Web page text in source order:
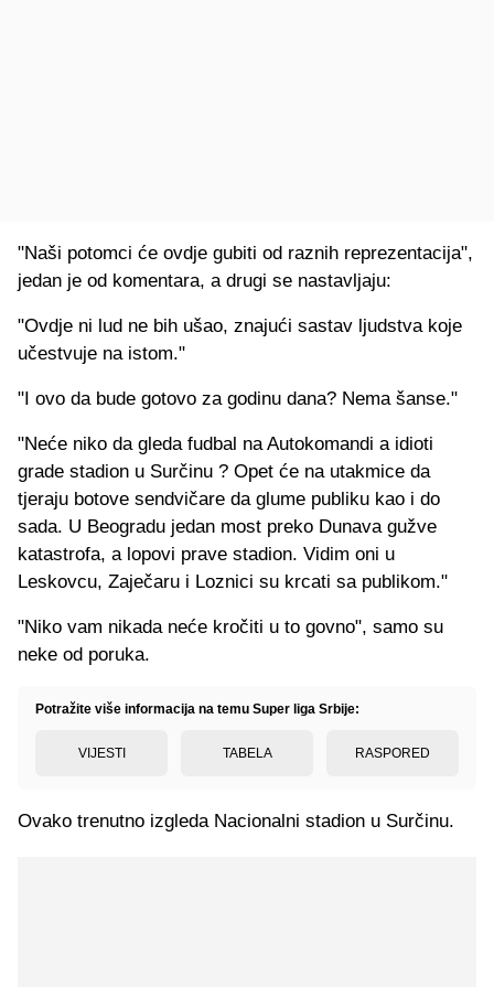
"Naši potomci će ovdje gubiti od raznih reprezentacija",
jedan je od komentara, a drugi se nastavljaju:
"Ovdje ni lud ne bih ušao, znajući sastav ljudstva koje
učestvuje na istom."
"I ovo da bude gotovo za godinu dana? Nema šanse."
"Neće niko da gleda fudbal na Autokomandi a idioti
grade stadion u Surčinu ? Opet će na utakmice da
tjeraju botove sendvičare da glume publiku kao i do
sada. U Beogradu jedan most preko Dunava gužve
katastrofa, a lopovi prave stadion. Vidim oni u
Leskovcu, Zaječaru i Loznici su krcati sa publikom."
"Niko vam nikada neće kročiti u to govno", samo su
neke od poruka.
Potražite više informacija na temu Super liga Srbije:
VIJESTI TABELA RASPORED
Ovako trenutno izgleda Nacionalni stadion u Surčinu.